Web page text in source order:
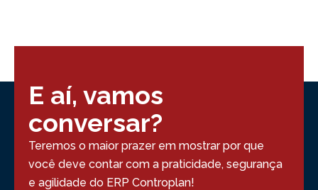
E aí, vamos
conversar?
Teremos o maior prazer em mostrar por que
você deve contar com a praticidade, segurança
e agilidade do ERP Controplan!